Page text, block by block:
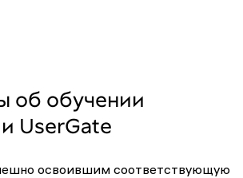
об обучении
UserGate
освоившим соответствующую